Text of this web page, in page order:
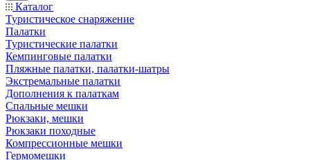
Каталог
Туристическое снаряжение
Палатки
Туристические палатки
Кемпинговые палатки
Пляжные палатки, палатки-шатры
Экстремальные палатки
Дополнения к палаткам
Спальные мешки
Рюкзаки, мешки
Рюкзаки походные
Компрессионные мешки
Гермомешки